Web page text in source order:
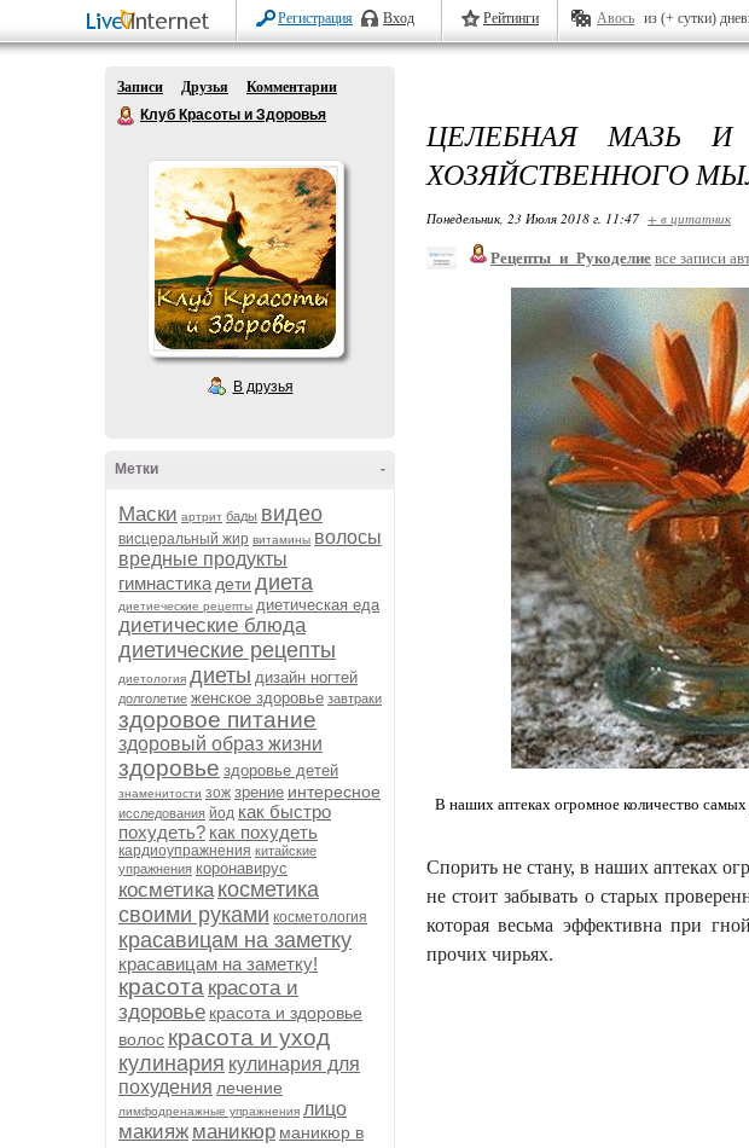
Регистрация Вход Рейтинги Авось из (+ сутки)
Записи Друзья
Комментарии
Клуб Красоты и Здоровья
В друзья
-
Метки
Маски артрит бады видео
висцеральный жир витамины волосы
вредные продукты
гимнастика дети диета
диетиеческие рецепты диетическая еда
диетические блюда
диетические рецепты
диетология диеты дизайн ногтей
долголетие женское здоровье завтраки
здоровое питание
здоровый образ жизни
здоровье здоровье детей
знаменитости зож зрение интересное
исследования йод как быстро
похудеть? как похудеть
кардиоупражнения китайские
упражнения коронавирус
косметика косметика
своими руками косметология
красавицам на заметку
красавицам на заметку!
красота красота и
здоровье красота и здоровье
волос красота и уход
кулинария кулинария для
похудения лечение
лимфодренажные упражнения лицо
макияж маникюр маникюр в
ЦЕЛЕБНАЯ МАЗЬ
ХОЗЯЙСТВЕННОГО
Понедельник, 23 Июля 2018 г. 11:47 + в цитатник
Рецепты_и_Рукоделие все записи
В наших аптеках огромное количество
Спорить не стану, в наших аптеках
не стоит забывать о старых
которая весьма эффективна при
прочих чирьях.